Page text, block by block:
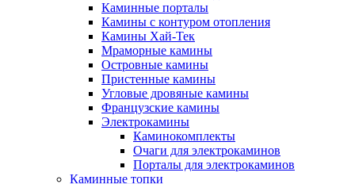
Каминные порталы
Камины с контуром отопления
Камины Хай-Тек
Мраморные камины
Островные камины
Пристенные камины
Угловые дровяные камины
Французские камины
Электрокамины
Каминокомплекты
Очаги для электрокаминов
Порталы для электрокаминов
Каминные топки